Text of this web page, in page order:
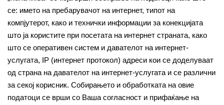
се: името на пребарувачот на интернет, типот на
компјутерот, како и технички информации за конекцијата
што ја користите при посетата на интернет страната, како
што се оперативен систем и давателот на интернет-
услугата, IP (интернет протокол) адреси кои се доделуваат
од страна на давателот на интернет-услугата и се различни
за секој корисник. Собирањето и обработката на овие
податоци се врши со Ваша согласност и прифаќање на